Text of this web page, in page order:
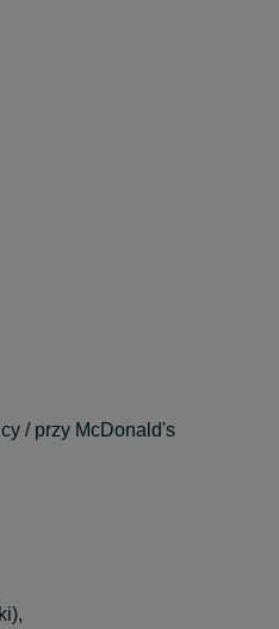
/ przy McDonald's